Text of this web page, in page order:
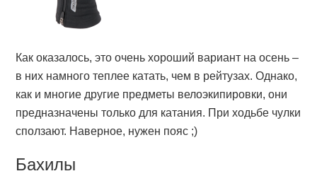
Как оказалось, это очень хороший вариант на осень –
в них намного теплее катать, чем в рейтузах. Однако,
как и многие другие предметы велоэкипировки, они
предназначены только для катания. При ходьбе чулки
сползают. Наверное, нужен пояс ;)
Бахилы